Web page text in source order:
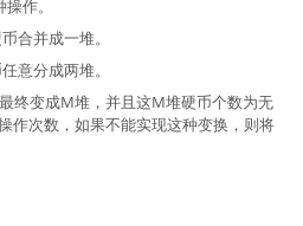
作。
合并成一堆。
意分成两堆。
终变成M堆，并且这M堆硬币个数为无
作次数，如果不能实现这种变换，则将